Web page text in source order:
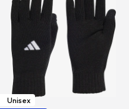
Unisex